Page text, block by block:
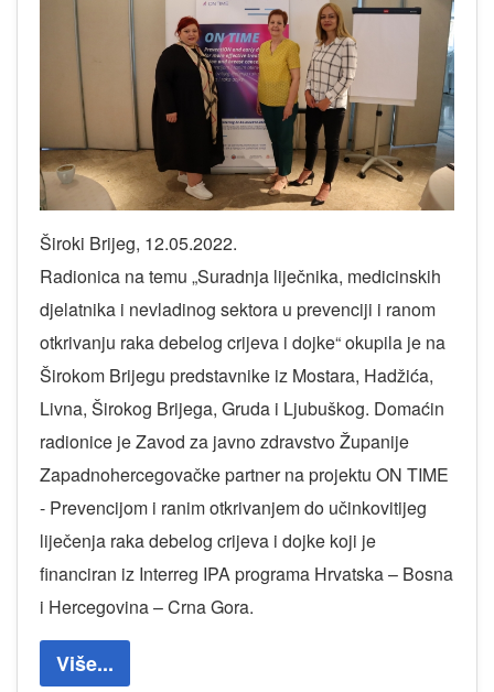
Široki Brijeg, 12.05.2022.
Radionica na temu „Suradnja liječnika, medicinskih
djelatnika i nevladinog sektora u prevenciji i ranom
otkrivanju raka debelog crijeva i dojke“ okupila je na
Širokom Brijegu predstavnike iz Mostara, Hadžića,
Livna, Širokog Brijega, Gruda i Ljubuškog. Domaćin
radionice je Zavod za javno zdravstvo Županije
Zapadnohercegovačke partner na projektu ON TIME
- Prevencijom i ranim otkrivanjem do učinkovitijeg
liječenja raka debelog crijeva i dojke koji je
financiran iz Interreg IPA programa Hrvatska – Bosna
i Hercegovina – Crna Gora.
Više...